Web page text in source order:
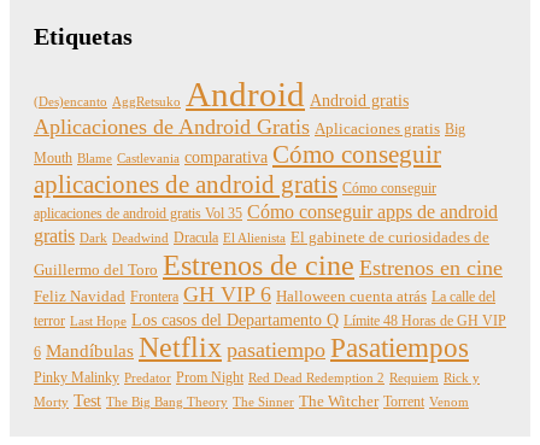
Etiquetas
(Des)encanto AggRetsuko Android Android gratis
Aplicaciones de Android Gratis Aplicaciones gratis Big
Mouth Blame Castlevania comparativa Cómo conseguir
aplicaciones de android gratis Cómo conseguir
aplicaciones de android gratis Vol 35 Cómo conseguir apps de android
gratis Dark Deadwind Dracula El Alienista El gabinete de curiosidades de
Guillermo del Toro Estrenos de cine Estrenos en cine
Feliz Navidad Frontera GH VIP 6 Halloween cuenta atrás La calle del
terror Last Hope Los casos del Departamento Q Límite 48 Horas de GH VIP
6 Mandíbulas Netflix pasatiempo Pasatiempos
Pinky Malinky Predator Prom Night Red Dead Redemption 2 Requiem Rick y
Morty Test The Big Bang Theory The Sinner The Witcher Torrent Venom